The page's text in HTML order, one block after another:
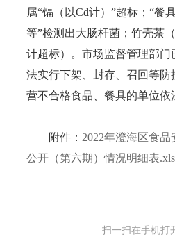
属“镉（以Cd计）”超标；“餐
等”检测出大肠杆菌；竹壳茶
计超标）。市场监督管理部门
法实行下架、封存、召回等
营不合格食品、餐具的单位依
附件： 2022年澄海区食
公开（第六期）情况明细表.xls
扫一扫在手机打